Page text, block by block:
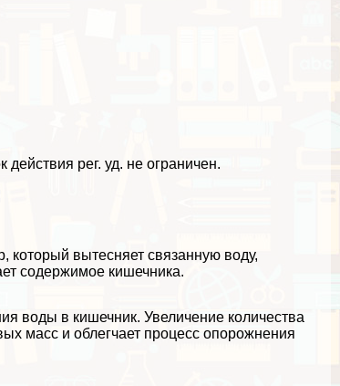
рег. уд. не ограничен.
который вытесняет связанную воду,
содержимое кишечника.
воды в кишечник. Увеличение количества
масс и облегчает процесс oпopoжнения